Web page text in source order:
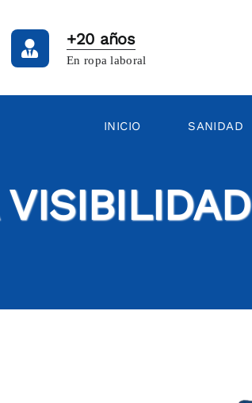
+20 años
En ropa laboral
INICIO SANIDAD
VISIBILIDAD